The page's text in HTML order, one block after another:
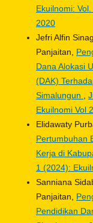
Ekuilnomi:
2020
Jefri Alfin
Panjaitan,
Dana Alokasi
(DAK)
Simalungun
Ekuilnomi Vol
Elidawaty
Pertumbuhan
Kerja di
1 (2024):
Sanniana
Panjaitan,
Pendidikan